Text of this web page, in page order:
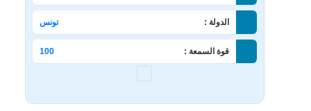
الدولة : تونس
قوة السمعة : 100